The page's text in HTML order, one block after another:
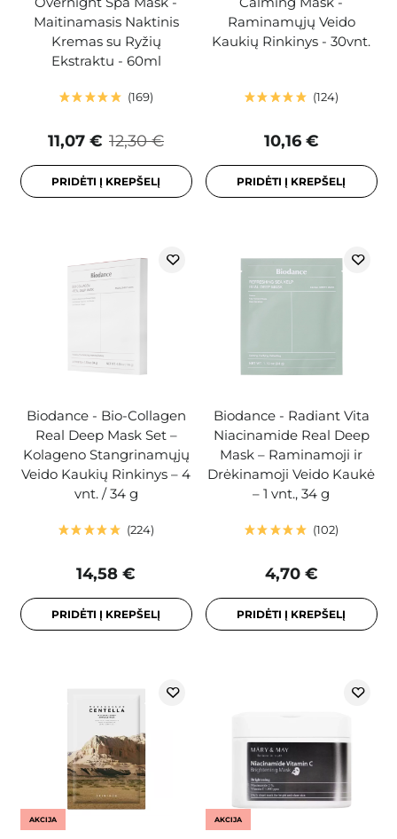
Maitinamasis Naktinis
Kremas su Ryžių
Ekstraktu - 60ml
169
12,30 €
11,07 €
PRIDĖTI Į KREPŠELĮ
Raminamųjų Veido
Kaukių Rinkinys - 30vnt.
124
10,16 €
PRIDĖTI Į KREPŠELĮ
Biodance - Bio-Collagen
Real Deep Mask Set –
Kolageno Stangrinamųjų
Veido Kaukių Rinkinys – 4
vnt. / 34 g
224
14,58 €
PRIDĖTI Į KREPŠELĮ
Biodance - Radiant Vita
Niacinamide Real Deep
Mask – Raminamoji ir
Drėkinamoji Veido Kaukė
– 1 vnt., 34 g
102
4,70 €
PRIDĖTI Į KREPŠELĮ
AKCIJA AKCIJA